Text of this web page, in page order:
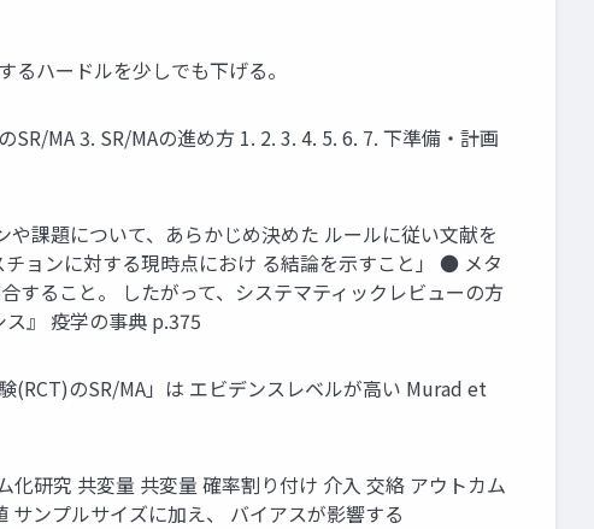
ハードルを少しでも下げる。
MA 3. SR/MAの進め方 1. 2. 3. 4. 5. 6. 7. 下準備・計画
課題について、あらかじめ決めた ルールに従い文献を
ョンに対する現時点におけ る結論を示すこと」 ● メタ
すること。 したがって、システマティックレビューの方
』 疫学の事典 p.375
のSR/MA」は エビデンスレベルが高い Murad et
研究 共変量 共変量 確率割り付け 介入 交絡 アウトカム
ンプルサイズに加え、 バイアスが影響する